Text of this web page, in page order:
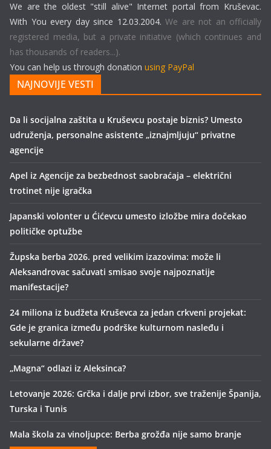
We are the oldest "still alive" Internet portal from Kruševac.
With You every day since 12.03.2004. We are not an officially
registered media, but a private initiative (which continues and
has thousands of readers...).
You can help us through donation using PayPal
NAJNOVIJE VESTI
Da li socijalna zaštita u Kruševcu postaje biznis? Umesto
udruženja, personalne asistente „iznajmljuju“ privatne
agencije
Apel iz Agencije za bezbednost saobraćaja – električni
trotinet nije igračka
Japanski volonter u Ćićevcu umesto izložbe mira dočekao
političke optužbe
Župska berba 2026. pred velikim izazovima: može li
Aleksandrovac sačuvati smisao svoje najpoznatije
manifestacije?
24 miliona iz budžeta Kruševca za jedan crkveni projekat:
Gde je granica između podrške kulturnom nasleđu i
sekularne države?
„Magna“ odlazi iz Aleksinca?
Letovanje 2026: Grčka i dalje prvi izbor, sve traženije Španija,
Turska i Tunis
Mala škola za vinoljupce: Berba grožđa nije samo branje